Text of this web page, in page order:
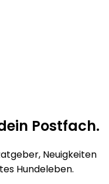
Postfach.
Neuigkeiten
Hundeleben.